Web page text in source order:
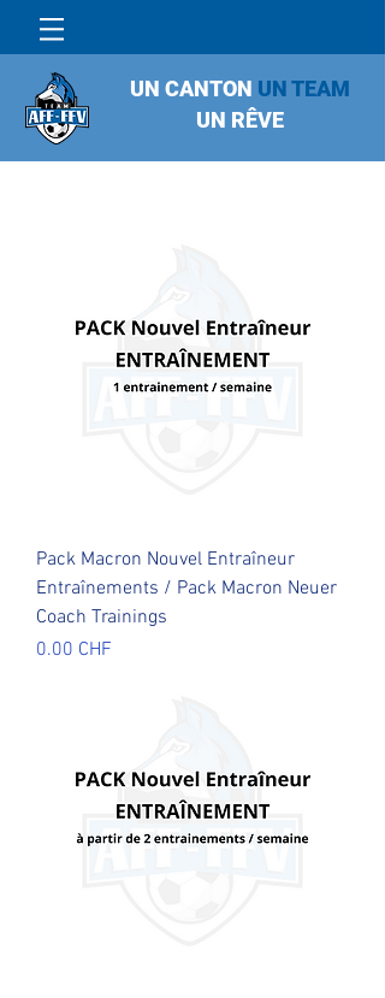
UN CANTON UN TEAM
UN RÊVE
Pack Macron Nouvel Entraîneur
Entraînements / Pack Macron Neuer
Coach Trainings
Prix
0.00 CHF